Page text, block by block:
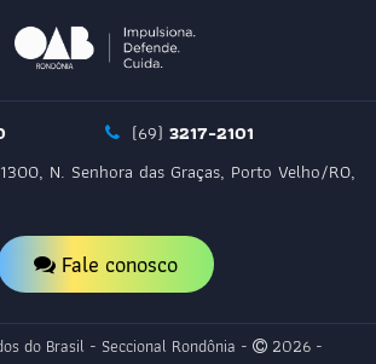
a Justiça, Tecnologia e Informática
Imobiliário, Urbanístico e Notarial
Agrário
dos Direitos da Criança e
Adequados de Solução de
(69) 3217-2101
N. Senhora das Graças, Porto Velho/RO,
Fale conosco
do Brasil - Seccional Rondônia -
2026 -